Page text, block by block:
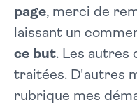
page, merci de
laissant un
ce but. Les autres
traitées. D'autres
rubrique mes